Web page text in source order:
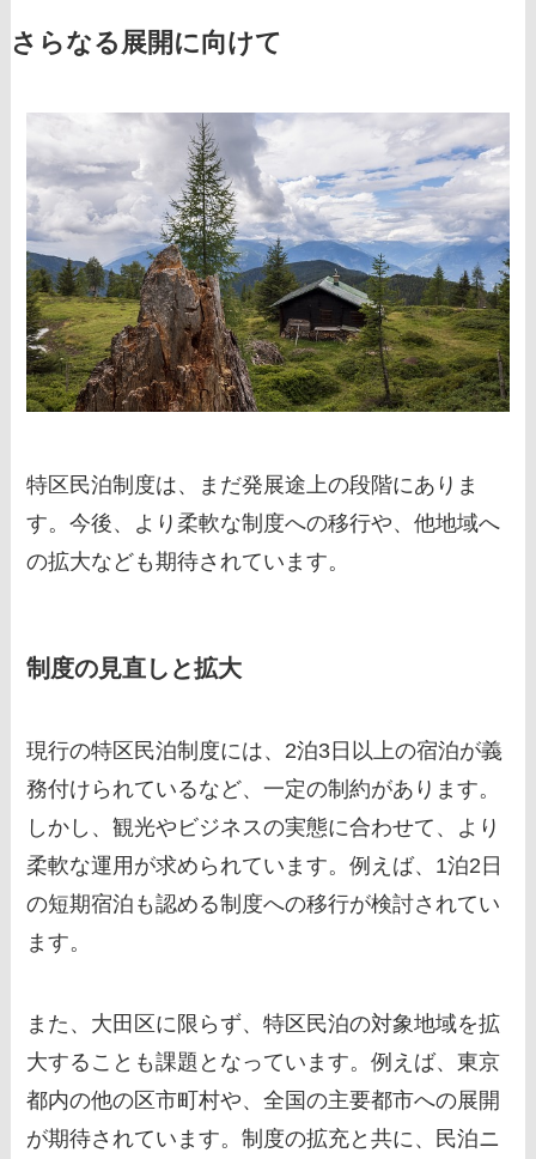
さらなる展開に向けて
特区民泊制度は、まだ発展途上の段階にありま
す。今後、より柔軟な制度への移行や、他地域へ
の拡大なども期待されています。
制度の見直しと拡大
現行の特区民泊制度には、2泊3日以上の宿泊が義
務付けられているなど、一定の制約があります。
しかし、観光やビジネスの実態に合わせて、より
柔軟な運用が求められています。例えば、1泊2日
の短期宿泊も認める制度への移行が検討されてい
ます。
また、大田区に限らず、特区民泊の対象地域を拡
大することも課題となっています。例えば、東京
都内の他の区市町村や、全国の主要都市への展開
が期待されています。制度の拡充と共に、民泊ニ